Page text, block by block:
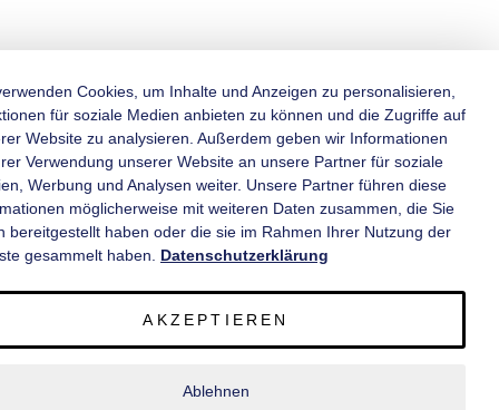
KATEGORIEN
INFORMATIONEN
Cookies, um Inhalte und Anzeigen zu personalisieren,
für soziale Medien anbieten zu können und die Zugriffe auf
Website zu analysieren. Außerdem geben wir Informationen
Verwendung unserer Website an unsere Partner für soziale
Werbung und Analysen weiter. Unsere Partner führen diese
möglicherweise mit weiteren Daten zusammen, die Sie
bereitgestellt haben oder die sie im Rahmen Ihrer Nutzung der
gesammelt haben. Datenschutzerklärung
AKZEPTIEREN
Ablehnen